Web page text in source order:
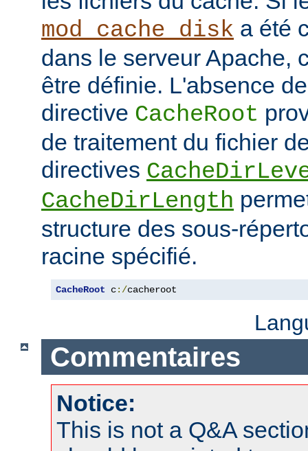
mod_cache_disk a été
dans le serveur Apache,
être définie. L'absence
directive CacheRoot
de traitement du fichier
directives
CacheDirLength
structure des sous-
racine spécifié.
CacheRoot c:/cacheroot
Commentaires
Notice:
This is not a Q&A